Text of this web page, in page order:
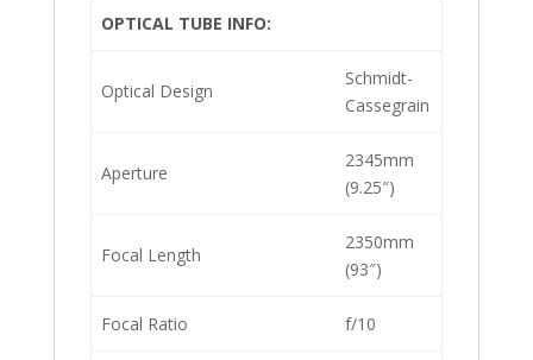
OPTICAL TUBE INFO:
Optical Design
Schmidt-
Cassegrain
Aperture
2345mm
(9.25″)
Focal Length
2350mm
(93″)
Focal Ratio f/10